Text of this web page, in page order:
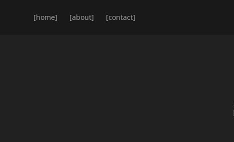
[home] [about] [contact]